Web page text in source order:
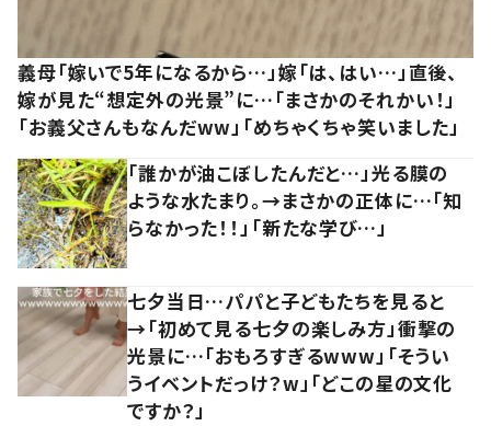
義母「嫁いで5年になるから…」嫁「は、はい…」直後、
嫁が見た“想定外の光景”に…「まさかのそれかい！」
「お義父さんもなんだww」「めちゃくちゃ笑いました」
「誰かが油こぼしたんだと…」光る膜の
ような水たまり。→まさかの正体に…「知
らなかった！！」「新たな学び…」
七夕当日…パパと子どもたちを見ると
→「初めて見る七夕の楽しみ方」衝撃の
光景に…「おもろすぎるwww」「そうい
うイベントだっけ？w」「どこの星の文化
ですか？」